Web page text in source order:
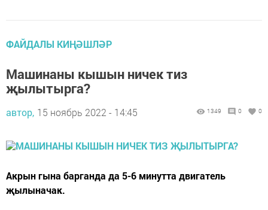
ФАЙДАЛЫ КИҢӘШЛӘР
Машинаны кышын ничек тиз
җылытырга?
автор, 15 ноябрь 2022 - 14:45 1349 0 0
Акрын гына барганда да 5-6 минутта двигатель
җылыначак.